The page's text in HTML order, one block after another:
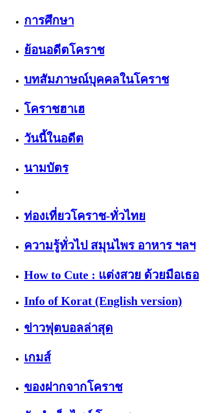
การศึกษา
ย้อนอดีตโคราช
บทสัมภาษณ์บุคคลในโคราช
โคราชฮาเฮ
วันนี้ในอดีต
นามบัตร
ท่องเที่ยวโคราช-ทั่วไทย
ความรู้ทั่วไป สมุนไพร อาหาร ฯลฯ
How to Cute : แต่งสวย ด้วยมือเธอ
Info of Korat (English version)
ข่าวฟุตบอลล่าสุด
เกมส์
ของฝากจากโคราช